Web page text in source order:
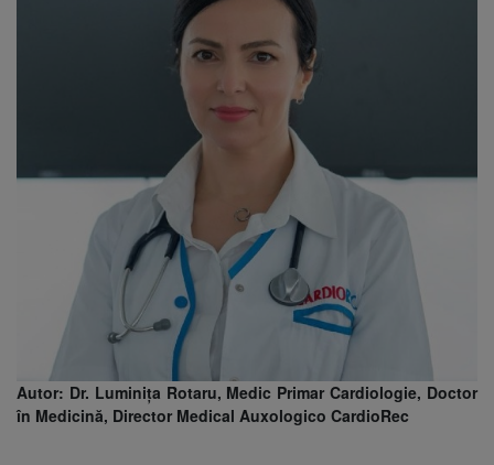
Autor: Dr. Luminița Rotaru, Medic Primar Cardiologie, Doctor
în Medicină, Director Medical Auxologico CardioRec